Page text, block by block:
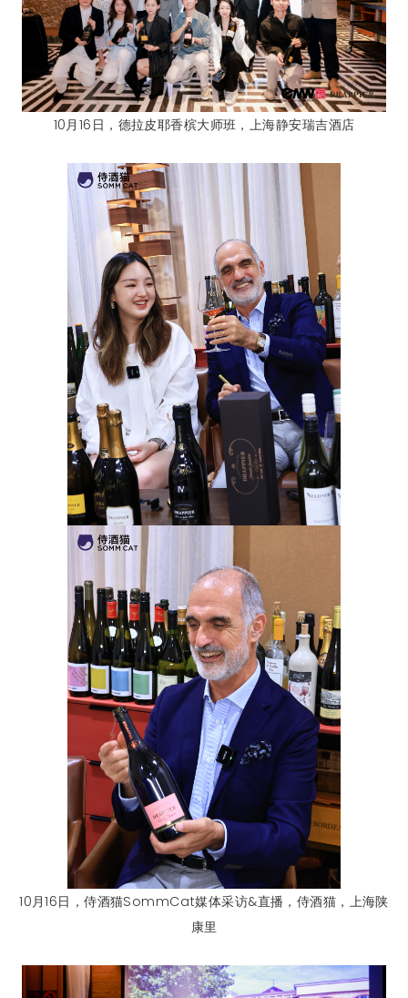
10月16日，德拉皮耶香槟大师班，上海静安瑞吉酒店
10月16日，侍酒猫SommCat媒体采访&直播，侍酒猫，上海陕
康里